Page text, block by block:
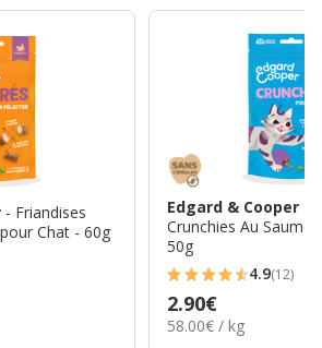
- Friandises
Chat - 60g
Edgard & Cooper
Crunchies Au
50g
4.9
étoiles
avec
4.9(12)
Prix
2.90€
2.90€
58.00€
58.00€ / kg